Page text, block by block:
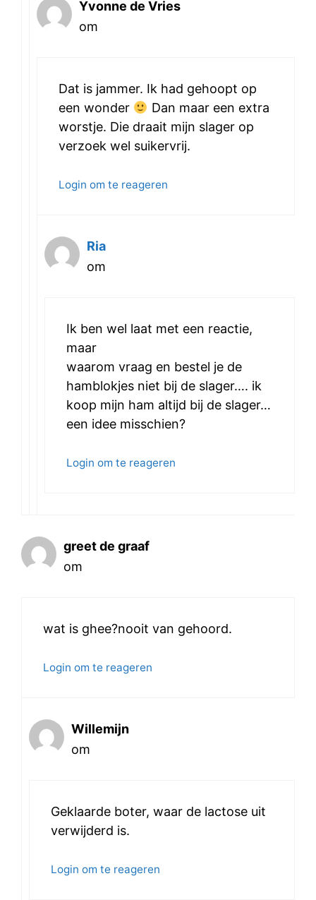
Yvonne de Vries
om
Dat is jammer. Ik had gehoopt op
een wonder
Dan maar een extra
worstje. Die draait mijn slager op
verzoek wel suikervrij.
Login om te reageren
Ria
om
Ik ben wel laat met een reactie,
maar
waarom vraag en bestel je de
hamblokjes niet bij de slager…. ik
koop mijn ham altijd bij de slager…
een idee misschien?
Login om te reageren
greet de graaf
om
wat is ghee?nooit van gehoord.
Login om te reageren
Willemijn
om
Geklaarde boter, waar de lactose uit
verwijderd is.
Login om te reageren